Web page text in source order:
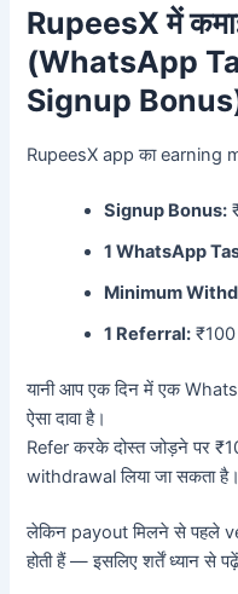
RupeesX में
(WhatsApp
Signup
RupeesX app का earning
Signup Bonus:
1 WhatsApp
Minimum
1 Referral: ₹100
यानी आप एक दिन में एक
ऐसा दावा है।
Refer करके दोस्त जोड़ने पर
withdrawal लिया जा सकता है।
लेकिन payout मिलने से पहले
होती हैं — इसलिए शर्तें ध्यान से